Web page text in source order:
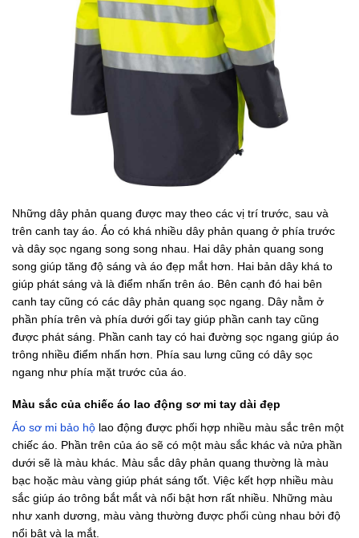
Những dây phản quang được may theo các vị trí trước, sau và
trên canh tay áo. Áo có khá nhiều dây phản quang ở phía trước
và dây sọc ngang song song nhau. Hai dây phản quang song
song giúp tăng độ sáng và áo đẹp mắt hơn. Hai bản dây khá to
giúp phát sáng và là điểm nhấn trên áo. Bên cạnh đó hai bên
canh tay cũng có các dây phản quang sọc ngang. Dây nằm ở
phần phía trên và phía dưới gối tay giúp phần canh tay cũng
được phát sáng. Phần canh tay có hai đường sọc ngang giúp áo
trông nhiều điểm nhấn hơn. Phía sau lưng cũng có dây sọc
ngang như phía mặt trước của áo.
Màu sắc của chiếc áo lao động sơ mi tay dài đẹp
Áo sơ mi bảo hộ lao động được phối hợp nhiều màu sắc trên một
chiếc áo. Phần trên của áo sẽ có một màu sắc khác và nửa phần
dưới sẽ là màu khác. Màu sắc dây phản quang thường là màu
bạc hoặc màu vàng giúp phát sáng tốt. Việc kết hợp nhiều màu
sắc giúp áo trông bắt mắt và nổi bật hơn rất nhiều. Những màu
như xanh dương, màu vàng thường được phối cùng nhau bởi độ
nổi bật và lạ mắt.